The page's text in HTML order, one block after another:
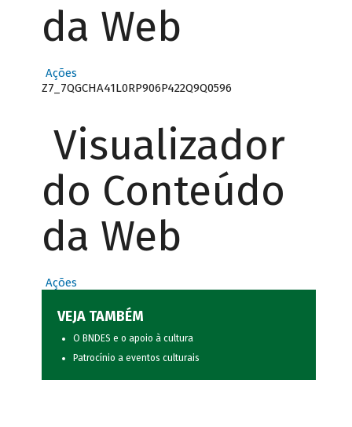
da Web
Ações
Z7_7QGCHA41L0RP906P422Q9Q0596
Visualizador
do Conteúdo
da Web
Ações
VEJA TAMBÉM
O BNDES e o apoio à cultura
Patrocínio a eventos culturais